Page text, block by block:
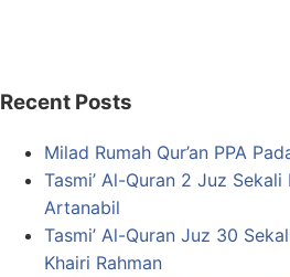
Recent Posts
Milad Rumah Qur’an PPA
Tasmi’ Al-Quran 2 Juz
Artanabil
Tasmi’ Al-Quran Juz 30
Khairi Rahman